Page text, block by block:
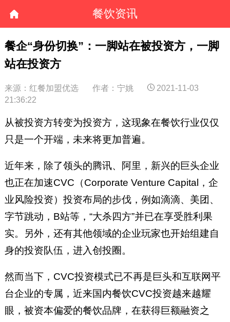
餐饮资讯
餐企“身份切换”：一脚站在被投资方，一脚
站在投资方
来源：红餐加盟优选 作者：宁姚
2021-11-03
21:36:22
从被投资方转变为投资方，这现象在餐饮行业仅仅
只是一个开端，未来将更加普遍。
近年来，除了领头的腾讯、阿里，新兴的巨头企业
也正在加速CVC（Corporate Venture Capital，企
业风险投资）投资布局的步伐，例如滴滴、美团、
字节跳动，B站等，“大杀四方”并已在享受胜利果
实。另外，还有其他领域的企业玩家也开始组建自
身的投资队伍，进入创投圈。
然而当下，CVC投资模式已不再是巨头和互联网平
台企业的专属，近来国内餐饮CVC投资越来越耀
眼，被资本偏爱的餐饮品牌，在获得巨额融资之